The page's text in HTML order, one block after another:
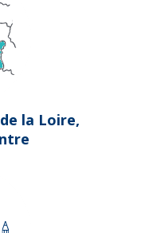
la Loire,